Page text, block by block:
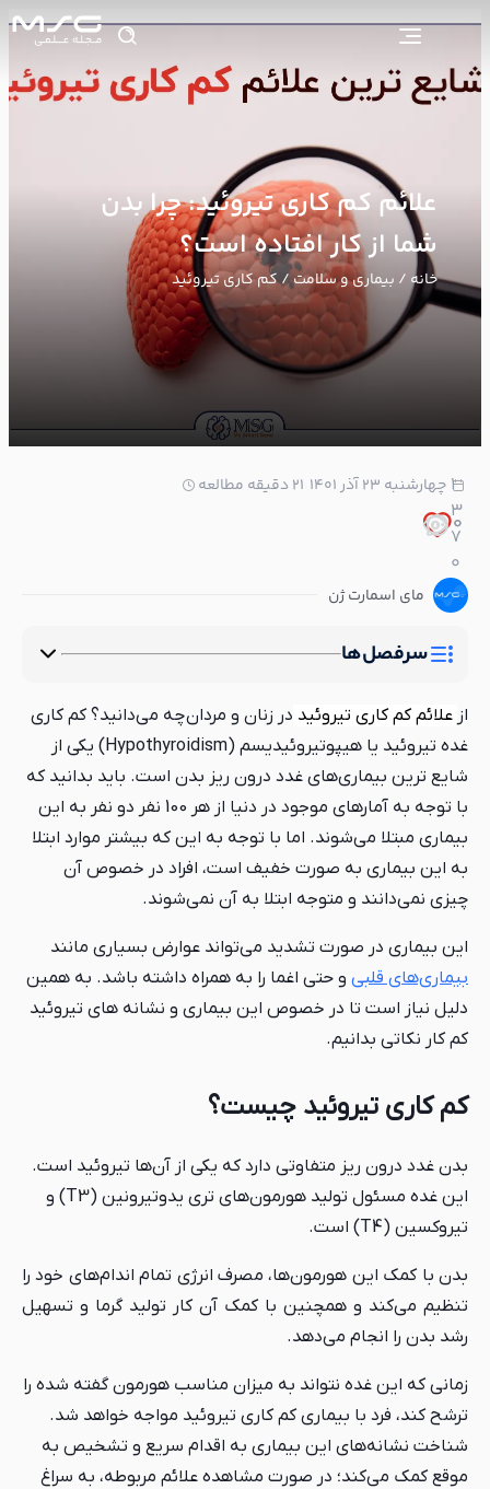
علائم کم کاری تیروئید: چرا بدن
شما از کار افتاده است؟
خانه / بیماری و سلامت/ کم کاری تیروئید
چهارشنبه ۲۳ آذر ۱۴۰۱ 21 دقیقه مطالعه
0
0
1
3
7
0
مای اسمارت ژن
سرفصل‌ها
از علائم کم کاری تیروئید در زنان و مردان چه می‌دانید؟ کم کاری
غده تیروئید یا هیپوتیروئیدیسم (Hypothyroidism) یکی از
شایع‌ ترین بیماری‌های غدد درون ریز بدن است. باید بدانید که
با توجه به آمارهای موجود در دنیا از هر 100 نفر دو نفر به این
بیماری مبتلا می‌شوند. اما با توجه به این که بیشتر موارد ابتلا
به این بیماری به صورت خفیف است، افراد در خصوص آن
چیزی نمی‌دانند و متوجه ابتلا به آن نمی‌شوند.
این بیماری در صورت تشدید می‌تواند عوارض بسیاری مانند
بیماری‌های قلبی و حتی اغما را به همراه داشته باشد. به همین
دلیل نیاز است تا در خصوص این بیماری و نشانه های تیروئید
کم کار نکاتی بدانیم.
کم کاری تیروئید چیست؟
بدن غدد درون ریز متفاوتی دارد که یکی از آن‌ها تیروئید است.
این غده مسئول تولید هورمون‌های تری یدوتیرونین (T3) و
تیروکسین (T4) است.
بدن با کمک این هورمون‌ها، مصرف انرژی تمام اندام‌های خود را
تنظیم می‌کند و همچنین با کمک آن کار تولید گرما و تسهیل
رشد بدن را انجام می‌دهد.
زمانی که این غده نتواند به میزان مناسب هورمون گفته شده را
ترشح کند، فرد با بیماری کم کاری تیروئید مواجه خواهد شد.
شناخت نشانه‌های این بیماری به اقدام سریع و تشخیص به
موقع کمک می‌کند؛ در صورت مشاهده علائم مربوطه، به سراغ